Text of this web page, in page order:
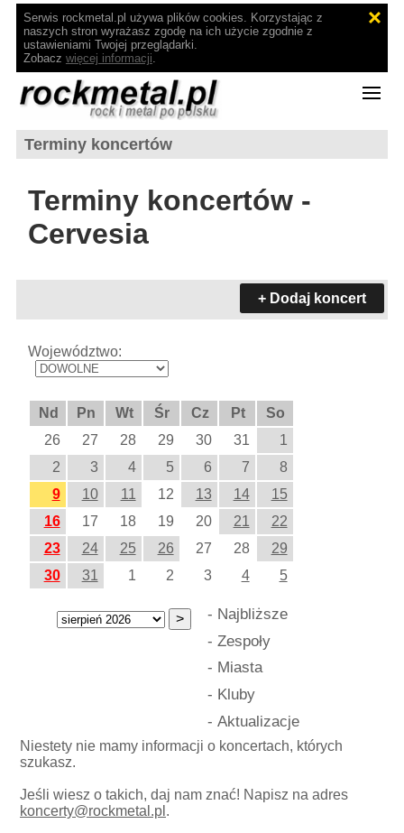
Serwis rockmetal.pl używa plików cookies. Korzystając z
naszych stron wyrażasz zgodę na ich użycie zgodnie z
ustawieniami Twojej przeglądarki.
Zobacz więcej informacji.
Terminy koncertów
Terminy koncertów -
Cervesia
+ Dodaj koncert
Województwo:
Nd Pn Wt Śr Cz Pt
So
26
27 28 29 30 31
1
2
3 4 5 6 7
8
9
10 11 12 13 14
15
16
17 18 19 20 21
22
23
24 25 26 27 28
29
30
31 1 2 3 4 5
- Najbliższe
- Zespoły
- Miasta
- Kluby
- Aktualizacje
Niestety nie mamy informacji o koncertach, których
szukasz.
Jeśli wiesz o takich, daj nam znać! Napisz na adres
koncerty@rockmetal.pl .